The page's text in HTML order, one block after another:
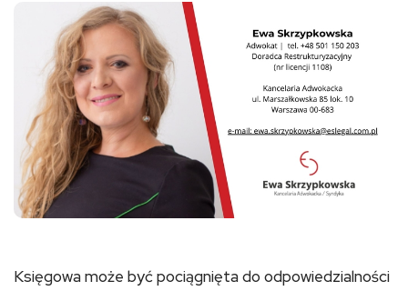
Księgowa może być pociągnięta do odpowiedzialności